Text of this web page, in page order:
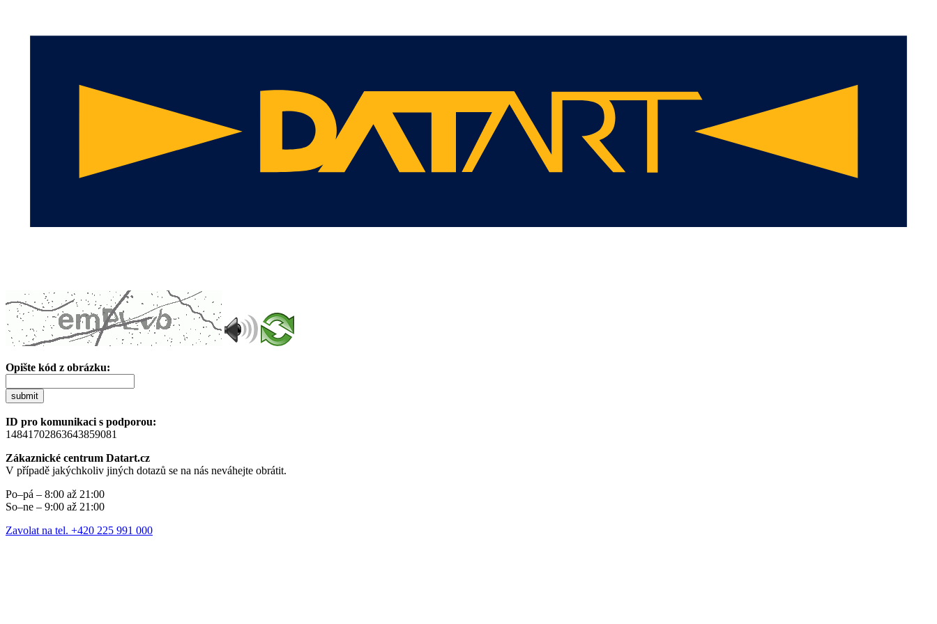
Opište kód z obrázku:
submit
ID pro komunikaci s podporou:
14841702863643859081
Zákaznické centrum Datart.cz
V případě jakýchkoliv jiných dotazů se na nás neváhejte obrátit.
Po–pá – 8:00 až 21:00
So–ne – 9:00 až 21:00
Zavolat na tel. +420 225 991 000